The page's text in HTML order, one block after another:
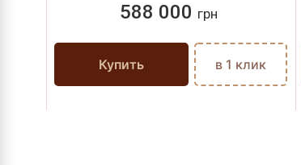
588 000 грн
Купить в 1 клик